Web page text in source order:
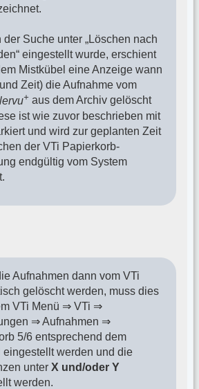
der Suche unter „Löschen nach
eingestellt wurde, erschient
Mistkübel eine Anzeige wann
Zeit) die Aufnahme vom
+ aus dem Archiv gelöscht
ist wie zuvor beschrieben mit
und wird zur geplanten Zeit
der VTi Papierkorb-
endgültig vom System
Aufnahmen dann vom VTi
gelöscht werden, muss dies
VTi Menü ⇒ VTi ⇒
⇒ Aufnahmen ⇒
5/6 entsprechend dem
eingestellt werden und die
unter X und/oder Y
werden.